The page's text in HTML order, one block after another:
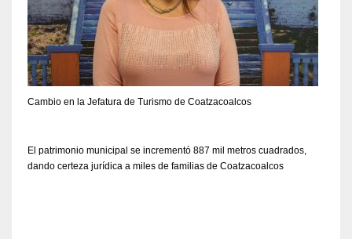
Cambio en la Jefatura de Turismo de Coatzacoalcos
El patrimonio municipal se incrementó 887 mil metros cuadrados,
dando certeza jurídica a miles de familias de Coatzacoalcos